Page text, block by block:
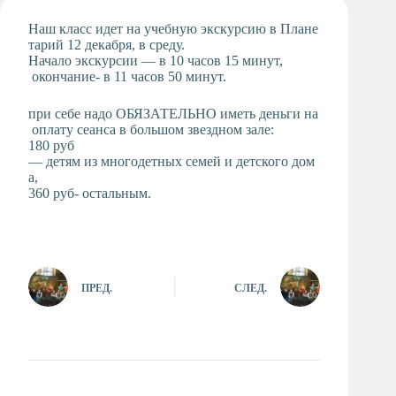
студия
Музыкальное
отделение
Служба
служба
Наш класс идет на учебную экскурсию в Плане
тарий 12 декабря, в среду.
Начало экскурсии — в 10 часов 15 минут,
окончание- в 11 часов 50 минут.
при себе надо ОБЯЗАТЕЛЬНО иметь деньги на
оплату сеанса в большом звездном зале:
180 руб
— детям из многодетных семей и детского дом
а,
360 руб- остальным.
ПРЕД. СЛЕД.